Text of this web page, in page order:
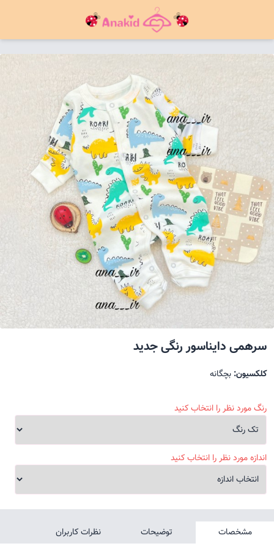
سرهمی دایناسور رنگی جدید
کلکسیون: بچگانه
رنگ مورد نظر را انتخاب کنید
اندازه مورد نظر را انتخاب کنید
مشخصات توضیحات نظرات کاربران